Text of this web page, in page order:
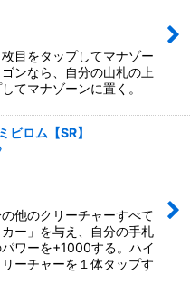
目をタップしてマナゾー
ンなら、自分の山札の上
てマナゾーンに置く。
ビロム【SR】
他のクリーチャーすべて
ー」を与え、自分の手札
ワーを+1000する。ハイ
ーチャーを１体タップす